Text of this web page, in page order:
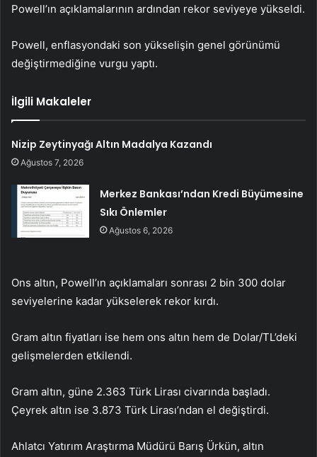
Powell’ın açıklamalarının ardından rekor seviyeye yükseldi.
Powell, enflasyondaki son yükselişin genel görünümü
değiştirmediğine vurgu yaptı.
İlgili Makaleler
Nizip Zeytinyağı Altın Madalya Kazandı
Ağustos 7, 2026
Merkez Bankası’ndan Kredi Büyümesine
Sıkı Önlemler
Ağustos 6, 2026
Ons altın, Powell’ın açıklamaları sonrası 2 bin 300 dolar
seviyelerine kadar yükselerek rekor kırdı.
Gram altın fiyatları ise hem ons altın hem de Dolar/TL’deki
gelişmelerden etkilendi.
Gram altın, güne 2.363 Türk Lirası civarında başladı.
Çeyrek altın ise 3.873 Türk Lirası’ndan el değiştirdi.
Ahlatcı Yatırım Araştırma Müdürü Barış Ürkün, altın